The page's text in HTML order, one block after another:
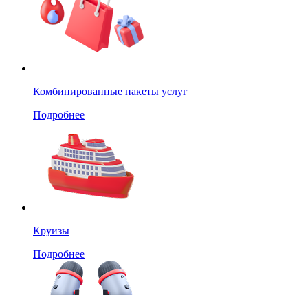
Комбинированные пакеты услуг
Подробнее
Круизы
Подробнее